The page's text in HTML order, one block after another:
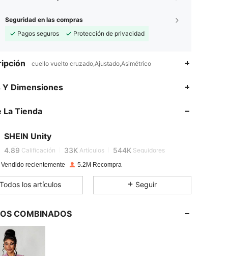
Seguridad en las compras
Pagos seguros
Protección de privacidad
cuello vuelto cruzado,Ajustado,Asimétrico
Y Dimensiones
La Tienda
SHEIN Unity
4.89 Calificación 33K Artículos 544K Seguidores
4.89 33K 544K
4.89 33K
4.89
recientemente 5.2M Recompra
Todos los artículos Seguir
COMBINADOS